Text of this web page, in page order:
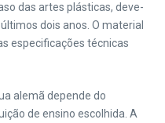
das artes plásticas, deve-
dois anos. O material
especificações técnicas
alemã depende do
de ensino escolhida. A